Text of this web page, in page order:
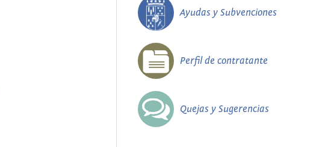
Ayudas y Subvenciones
Perfil de contratante
Quejas y Sugerencias